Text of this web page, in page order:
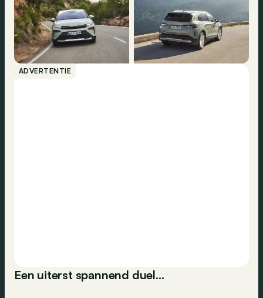
ADVERTENTIE
Een uiterst spannend duel…